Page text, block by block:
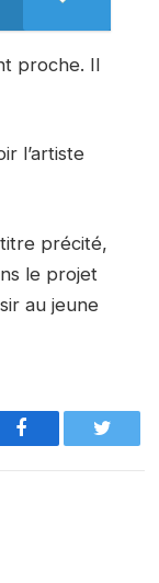
proche. Il
l’artiste
précité,
le projet
au jeune
Facebook Twitter